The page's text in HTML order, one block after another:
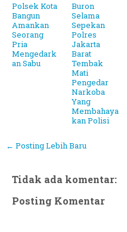
Polsek Kota
Bangun
Amankan
Seorang
Pria
Mengedark
an Sabu
Buron
Selama
Sepekan
Polres
Jakarta
Barat
Tembak
Mati
Pengedar
Narkoba
Yang
Membahaya
kan Polisi
← Posting Lebih Baru
Tidak ada komentar:
Posting Komentar